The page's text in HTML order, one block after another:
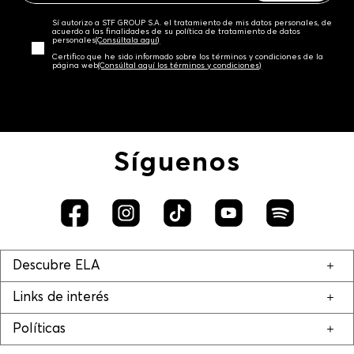
Sí autorizo a STF GROUP S.A. el tratamiento de mis datos personales, de
acuerdo a las finalidades de su política de tratamiento de datos
personales‎(Consúltala aquí)
Certifico que he sido informado sobre los términos y condiciones de la
página web‎(Consúltal aquí los términos y condiciones)
Síguenos
Descubre ELA
Links de interés
Políticas